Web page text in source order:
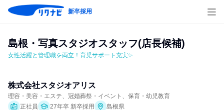
新卒採用
島根・写真スタジオスタッフ(店長候補)
女性活躍と管理職を両立！育児サポート充実✨
株式会社スタジオアリス
理容・美容・エステ、冠婚葬祭・イベント、保育・幼児教育
正社員
27年卒 新卒採用
島根県